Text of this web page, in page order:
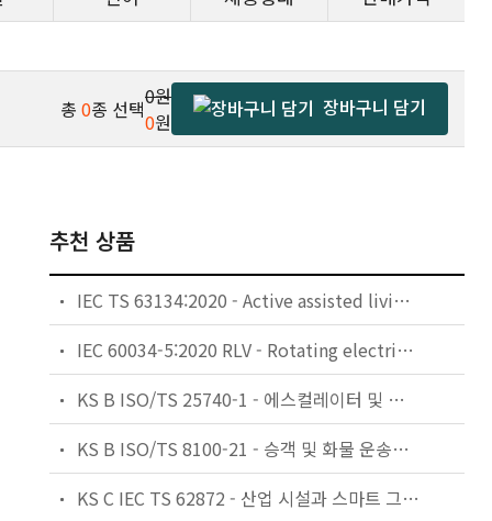
총 0종 선택0원
0원
장바구니 담기
추천 상품
IEC TS 63134:2020 - Active assisted living (AAL) use cases
IEC 60034-5:2020 RLV - Rotating electrical machines - Part 5: Degrees of protection provided by the integral design of rotating electrical machines (IP code) - Classification
KS B ISO/TS 25740-1 - 에스컬레이터 및 무빙워크에 대한 안전요건 — 제1부: 세계공통 필수 안전요건(GESRs)
KS B ISO/TS 8100-21 - 승객 및 화물 운송용 엘리베이터 —제21부: 세계공통 필수안전요건(GESRs)을 충족하는 세계공통 안전 파라미터(GSPs)
KS C IEC TS 62872 - 산업 시설과 스마트 그리드 사이의 산업 공정 측정, 제어 및 자동화 시스템 인터페이스